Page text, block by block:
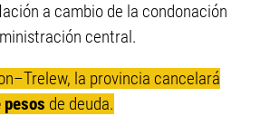
a cambio de la condonación
central.
la provincia cancelará
de deuda.